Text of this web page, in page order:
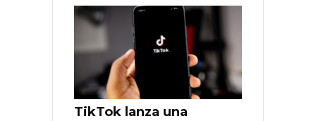
TikTok lanza una